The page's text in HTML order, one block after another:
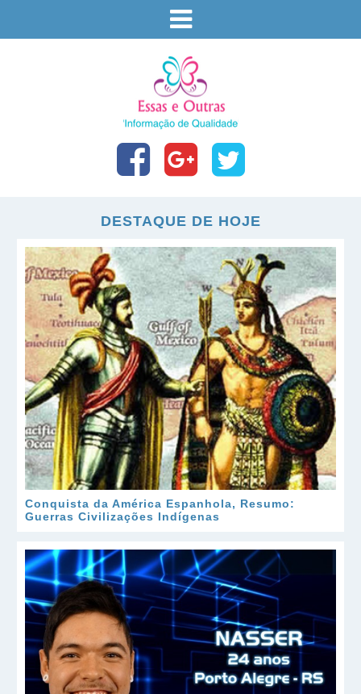
DESTAQUE DE HOJE
Conquista da América Espanhola, Resumo:
Guerras Civilizações Indígenas